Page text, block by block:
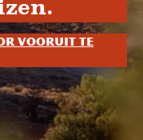
vooruit te